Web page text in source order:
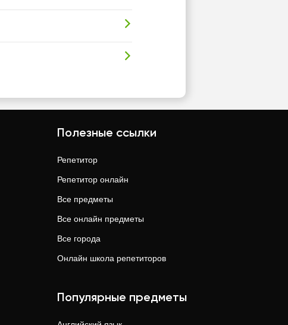
Полезные ссылки
Репетитор
Репетитор онлайн
Все предметы
Все онлайн предметы
Все города
Онлайн школа репетиторов
Популярные предметы